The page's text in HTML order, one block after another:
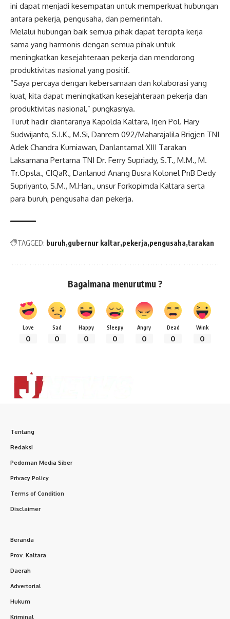
ini dapat menjadi kesempatan untuk memperkuat hubungan
antara pekerja, pengusaha, dan pemerintah.
Melalui hubungan baik semua pihak dapat tercipta kerja
sama yang harmonis dengan semua pihak untuk
meningkatkan kesejahteraan pekerja dan mendorong
produktivitas nasional yang positif.
“Saya percaya dengan kebersamaan dan kolaborasi yang
kuat, kita dapat meningkatkan kesejahteraan pekerja dan
produktivitas nasional,” pungkasnya.
Turut hadir diantaranya Kapolda Kaltara, Irjen Pol. Hary
Sudwijanto, S.I.K., M.Si, Danrem 092/Maharajalila Brigjen TNI
Adek Chandra Kurniawan, Danlantamal XIII Tarakan
Laksamana Pertama TNI Dr. Ferry Supriady, S.T., M.M., M.
Tr.Opsla., CIQaR., Danlanud Anang Busra Kolonel PnB Dedy
Supriyanto, S.M., M.Han., unsur Forkopimda Kaltara serta
para buruh, pengusaha dan pekerja.
TAGGED: buruh gubernur kaltar pekerja pengusaha tarakan
Bagaimana menurutmu ?
Love
0
Sad
0
Happy
0
Sleepy
0
Angry
0
Dead
0
Wink
0
Tentang
Redaksi
Pedoman Media Siber
Privacy Policy
Terms of Condition
Disclaimer
Beranda
Prov. Kaltara
Daerah
Advertorial
Hukum
Kriminal